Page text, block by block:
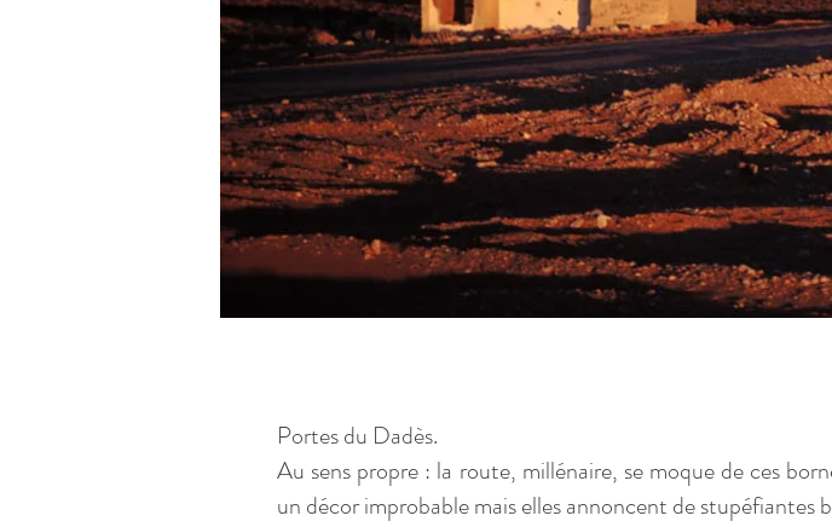
Portes du Dadès.
Au sens propre : la route, millénaire, se moque de ces
un décor improbable mais elles annoncent de stupéfiantes